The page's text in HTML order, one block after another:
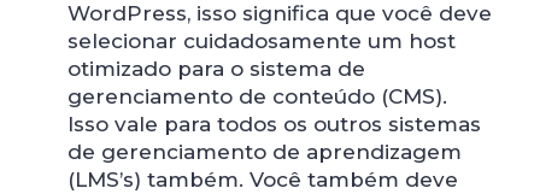
WordPress, isso significa que você deve
selecionar cuidadosamente um host
otimizado para o sistema de
gerenciamento de conteúdo (CMS).
Isso vale para todos os outros sistemas
de gerenciamento de aprendizagem
(LMS’s) também. Você também deve